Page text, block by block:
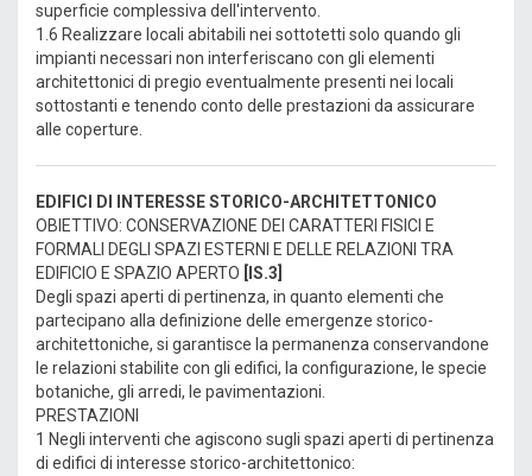
superficie complessiva dell'intervento.
1.6 Realizzare locali abitabili nei sottotetti solo quando gli
impianti necessari non interferiscano con gli elementi
architettonici di pregio eventualmente presenti nei locali
sottostanti e tenendo conto delle prestazioni da assicurare
alle coperture.
EDIFICI DI INTERESSE STORICO-ARCHITETTONICO
OBIETTIVO: CONSERVAZIONE DEI CARATTERI FISICI E
FORMALI DEGLI SPAZI ESTERNI E DELLE RELAZIONI TRA
EDIFICIO E SPAZIO APERTO
[IS.3]
Degli spazi aperti di pertinenza, in quanto elementi che
partecipano alla definizione delle emergenze storico-
architettoniche, si garantisce la permanenza conservandone
le relazioni stabilite con gli edifici, la configurazione, le specie
botaniche, gli arredi, le pavimentazioni.
PRESTAZIONI
1 Negli interventi che agiscono sugli spazi aperti di pertinenza
di edifici di interesse storico-architettonico: